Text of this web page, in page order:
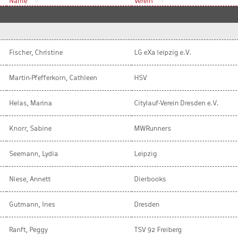
Fischer, Christine LG eXa leipzig e.V.
Martin-Pfefferkorn, Cathleen HSV
Helas, Marina Citylauf-Verein Dresden e.V.
Knorr, Sabine MWRunners
Seemann, Lydia Leipzig
Niese, Annett Dierbooks
Gutmann, Ines Dresden
Ranft, Peggy TSV 92 Freiberg